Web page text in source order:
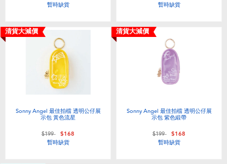
暫時缺貨 暫時缺貨
清貨大減價
Sonny Angel 最佳拍檔 透明公仔展
示包 黃色流星
價格從
$199至$168
暫時缺貨
清貨大減價
Sonny Angel 最佳拍檔 透明公仔展
示包 紫色緞帶
價格從
$199至$168
暫時缺貨